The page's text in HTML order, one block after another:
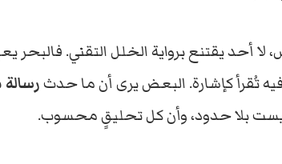
لا أحد يقتنع برواية الخلل التقني. فالبحر
تُقرأ كإشارة. البعض يرى أن ما حدث
بلا حدود، وأن كل تحليقٍ محسوب.